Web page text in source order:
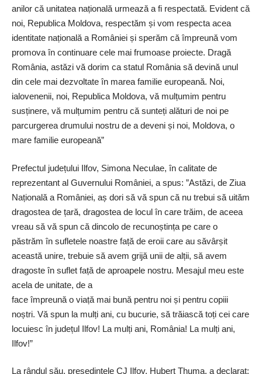
anilor că unitatea națională urmează a fi respectată. Evident că
noi, Republica Moldova, respectăm și vom respecta acea
identitate națională a României și sperăm că împreună vom
promova în continuare cele mai frumoase proiecte. Dragă
România, astăzi vă dorim ca statul România să devină unul
din cele mai dezvoltate în marea familie europeană. Noi,
ialovenenii, noi, Republica Moldova, vă mulțumim pentru
susținere, vă mulțumim pentru că sunteți alături de noi pe
parcurgerea drumului nostru de a deveni și noi, Moldova, o
mare familie europeană”
Prefectul județului Ilfov, Simona Neculae, în calitate de
reprezentant al Guvernului României, a spus: ”Astăzi, de Ziua
Națională a României, aș dori să vă spun că nu trebui să uităm
dragostea de țară, dragostea de locul în care trăim, de aceea
vreau să vă spun că dincolo de recunoștința pe care o
păstrăm în sufletele noastre față de eroii care au săvârșit
această unire, trebuie să avem grijă unii de alții, să avem
dragoste în suflet față de aproapele nostru. Mesajul meu este
acela de unitate, de a
face împreună o viață mai bună pentru noi și pentru copiii
noștri. Vă spun la mulți ani, cu bucurie, să trăiască toți cei care
locuiesc în județul Ilfov! La mulți ani, România! La mulți ani,
Ilfov!”
La rândul său, președintele CJ Ilfov, Hubert Thuma, a declarat: